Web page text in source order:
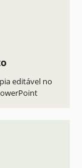
editável no